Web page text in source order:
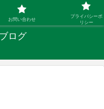
ザーの子育て迷答
ログ
お問い合わせ
プライバシーポ
リシー